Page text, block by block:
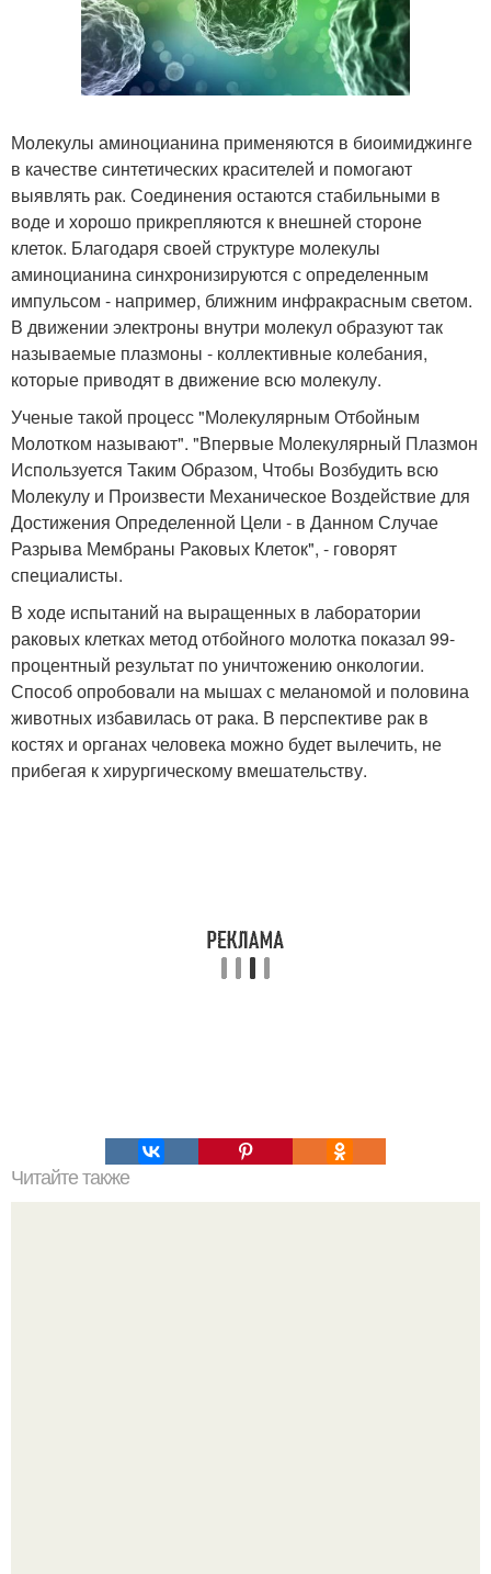
Молекулы аминоцианина применяются в биоимиджинге
в качестве синтетических красителей и помогают
выявлять рак. Соединения остаются стабильными в
воде и хорошо прикрепляются к внешней стороне
клеток. Благодаря своей структуре молекулы
аминоцианина синхронизируются с определенным
импульсом - например, ближним инфракрасным светом.
В движении электроны внутри молекул образуют так
называемые плазмоны - коллективные колебания,
которые приводят в движение всю молекулу.
Ученые такой процесс "Молекулярным Отбойным
Молотком называют". "Впервые Молекулярный Плазмон
Используется Таким Образом, Чтобы Возбудить всю
Молекулу и Произвести Механическое Воздействие для
Достижения Определенной Цели - в Данном Случае
Разрыва Мембраны Раковых Клеток", - говорят
специалисты.
В ходе испытаний на выращенных в лаборатории
раковых клетках метод отбойного молотка показал 99-
процентный результат по уничтожению онкологии.
Способ опробовали на мышах с меланомой и половина
животных избавилась от рака. В перспективе рак в
костях и органах человека можно будет вылечить, не
прибегая к хирургическому вмешательству.
Читайте также